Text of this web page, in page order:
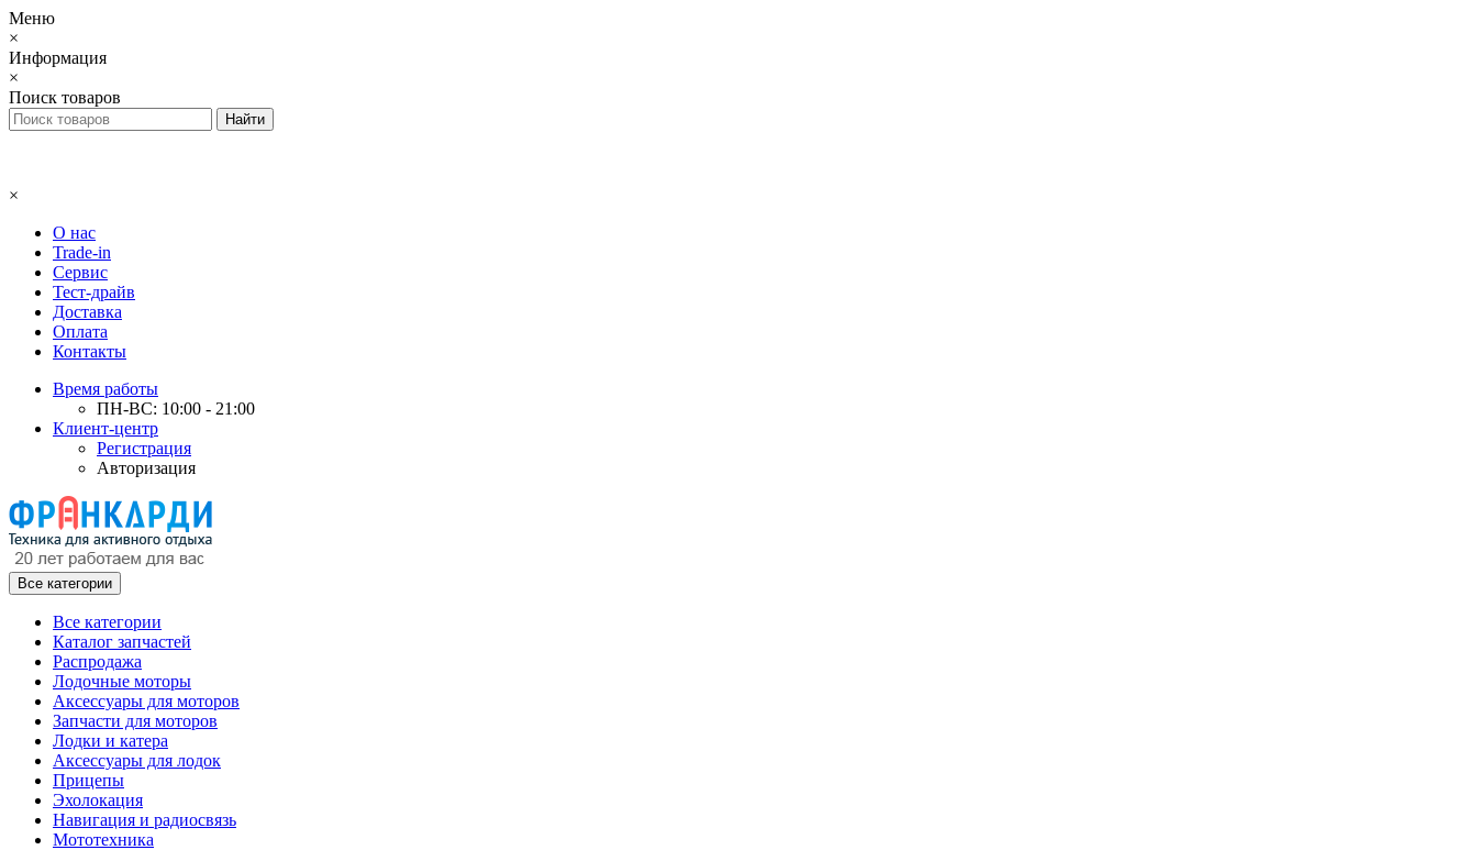
Меню
×
Информация
×
Поиск товаров
×
О нас
Trade-in
Сервис
Тест-драйв
Доставка
Оплата
Контакты
Время работы
ПН-ВС: 10:00 - 21:00
Клиент-центр
Регистрация
Авторизация
Все категории
Все категории
Каталог запчастей
Распродажа
Лодочные моторы
Аксессуары для моторов
Запчасти для моторов
Лодки и катера
Аксессуары для лодок
Прицепы
Эхолокация
Навигация и радиосвязь
Мототехника